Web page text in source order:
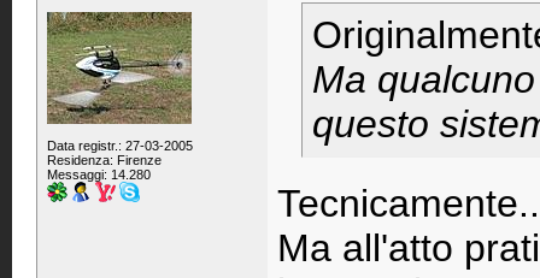
Data registr.: 27-03-2005
Residenza: Firenze
Messaggi: 14.280
Ma
questo
Ma all'atto